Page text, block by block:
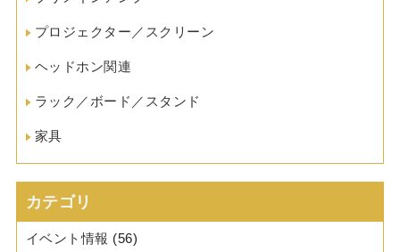
プロジェクター／スクリーン
ヘッドホン関連
ラック／ボード／スタンド
家具
カテゴリ
イベント情報 (56)